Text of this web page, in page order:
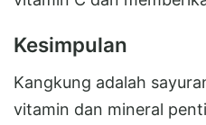
Kesimpulan
Kangkung adalah
vitamin dan mineral